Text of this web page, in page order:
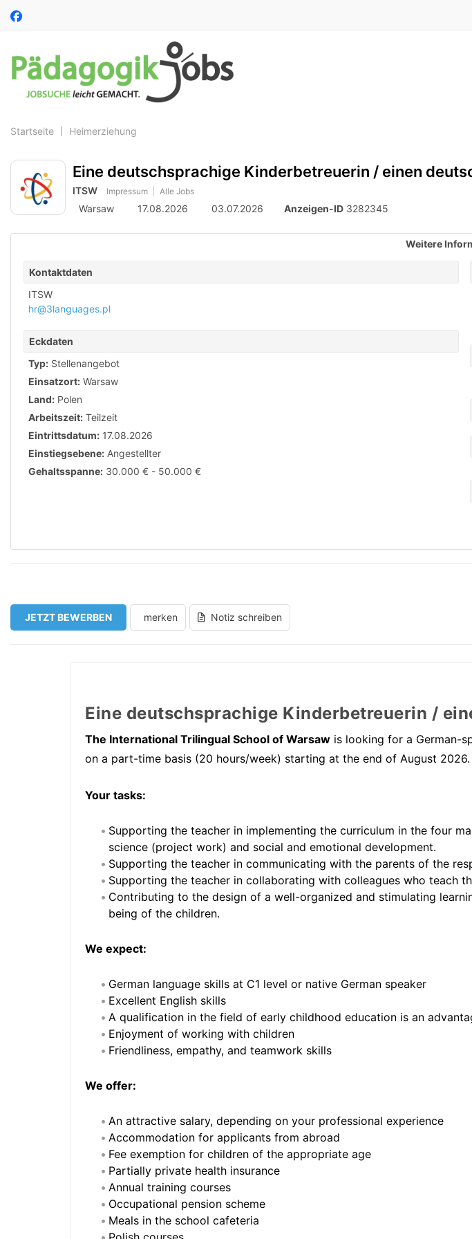
Accessibility
Modus
zur
Navigation
zum
Auf
Startseite Heimerziehung
Eine deutschsprachige Kinderbetreuerin / einen
ITSW Impressum Alle Jobs
Warsaw 17.08.2026 03.07.2026 Anzeigen-ID 3282345
Weitere
Kontaktdaten
ITSW
hr@3languages.pl
Eckdaten
Typ: Stellenangebot
Einsatzort: Warsaw
Land: Polen
Arbeitszeit: Teilzeit
Eintrittsdatum: 17.08.2026
Einstiegsebene: Angestellter
Gehaltsspanne: 30.000 € - 50.000 €
JETZT BEWERBEN merken Notiz schreiben
Eine deutschsprachige Kinderbetreuerin /
The International Trilingual School of Warsaw is looking for a German-
on a part-time basis (20 hours/week) starting at the end of August 2026.
Your tasks:
Supporting the teacher in implementing the curriculum in the four
science (project work) and social and emotional development.
Supporting the teacher in communicating with the parents of the
Supporting the teacher in collaborating with colleagues who teach
Contributing to the design of a well-organized and stimulating
being of the children.
We expect:
German language skills at C1 level or native German speaker
Excellent English skills
A qualification in the field of early childhood education is an
Enjoyment of working with children
Friendliness, empathy, and teamwork skills
We offer:
An attractive salary, depending on your professional experience
Accommodation for applicants from abroad
Fee exemption for children of the appropriate age
Partially private health insurance
Annual training courses
Occupational pension scheme
Meals in the school cafeteria